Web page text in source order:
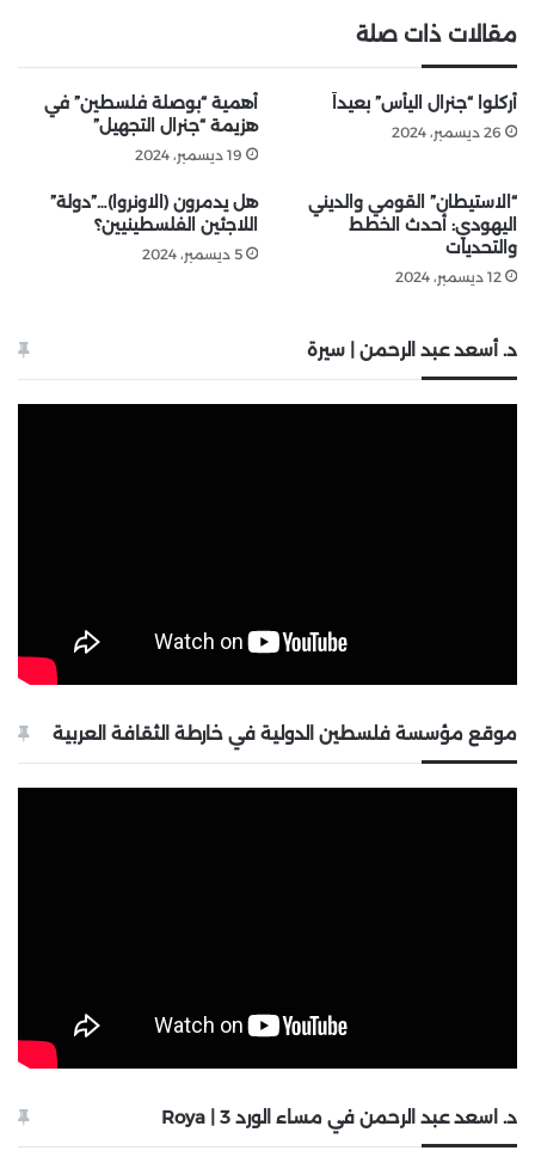
مقالات ذات صلة
أُركلوا “جنرال اليأس” بعيداً
26 ديسمبر، 2024
أهمية “بوصلة فلسطين” في
هزيمة “جنرال التجهيل”
19 ديسمبر، 2024
“الاستيطان” القومي والديني
اليهودي: أحدث الخطط
والتحديات
12 ديسمبر، 2024
هل يدمرون (الاونروا)…”دولة”
اللاجئين الفلسطينيين؟
5 ديسمبر، 2024
د. أسعد عبد الرحمن | سيرة
موقع مؤسسة فلسطين الدولية في خارطة الثقافة العربية
د. اسعد عبد الرحمن في مساء الورد 3 | Roya